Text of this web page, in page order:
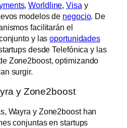
,Worldline,Visa y
modelos de negocio. De
facilitarán el
y lasoportunidades
desde Telefónica y las
Zone2boost, optimizando
surgir.
y Zone2boost
Wayra y Zone2boost han
conjuntas en startups